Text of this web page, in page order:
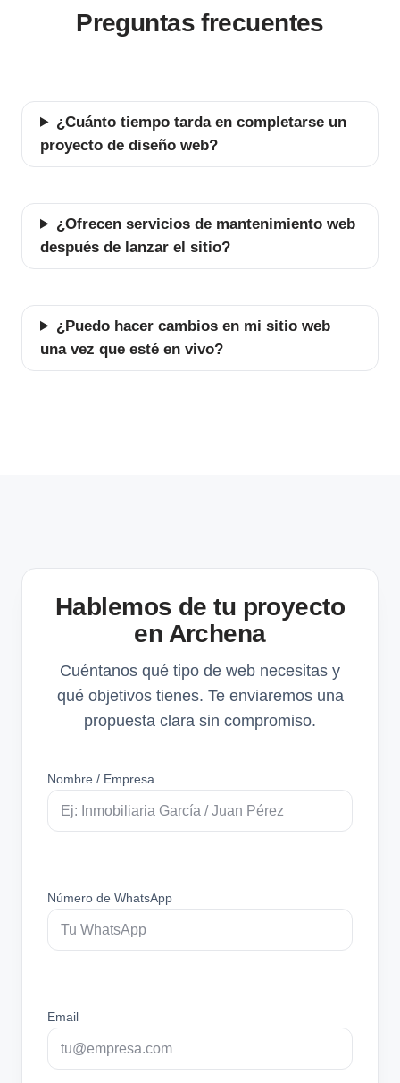
Preguntas frecuentes
¿Cuánto tiempo tarda en completarse un
proyecto de diseño web?
¿Ofrecen servicios de mantenimiento web
después de lanzar el sitio?
¿Puedo hacer cambios en mi sitio web
una vez que esté en vivo?
Hablemos de tu proyecto
en Archena
Cuéntanos qué tipo de web necesitas y
qué objetivos tienes. Te enviaremos una
propuesta clara sin compromiso.
Nombre / Empresa
Número de WhatsApp
Email